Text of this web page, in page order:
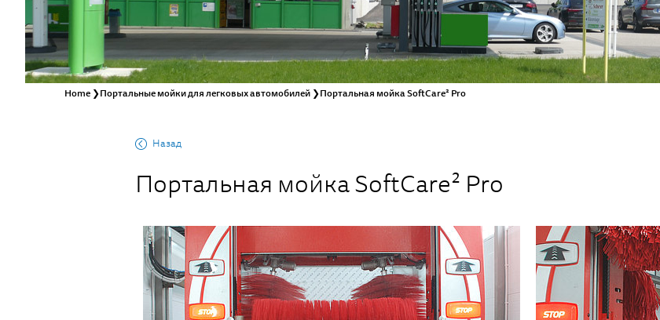
Home ❯ Портальные мойки для легковых автомобилей ❯ Портальная мойка SoftCare² Pro
Назад
Портальная мойка SoftCare² Pro